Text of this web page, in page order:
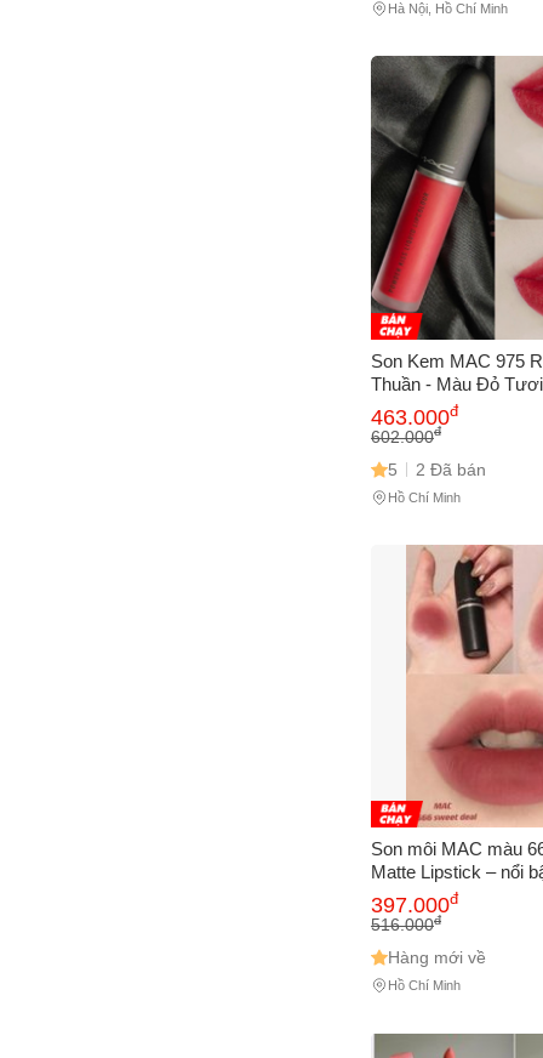
Hà Nội, Hồ Chí Minh
Son Kem MAC 975
Thuần - Màu Đỏ
Mềm Mịn - Phong
Điểm Nổi Bật
463.000đ
602.000đ
5 2 Đã bán
Hồ Chí Minh
Son môi MAC màu
Matte Lipstick – nổi
397.000đ
516.000đ
Hàng mới về
Hồ Chí Minh